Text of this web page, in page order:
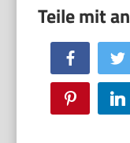
Facebook
Pinterest